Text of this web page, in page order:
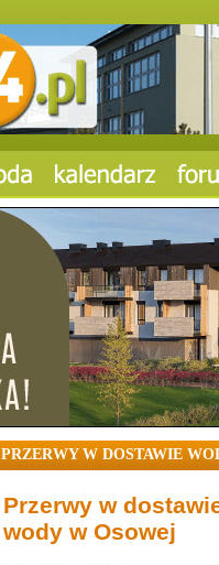
PRZERWY W DOSTAWIE
Przerwy w
wody w Osowej